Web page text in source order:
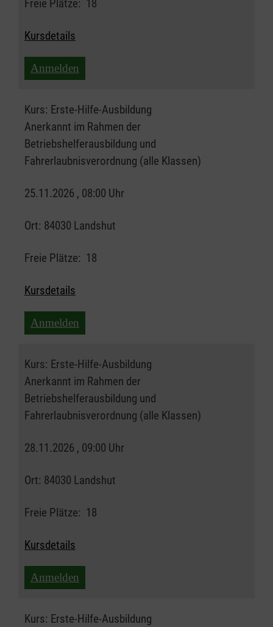
Freie Plätze: 18
Kursdetails
Anmelden
Kurs: Erste-Hilfe-Ausbildung
Anerkannt im Rahmen der
Betriebshelferausbildung und
Fahrerlaubnisverordnung (alle Klassen)
25.11.2026 , 08:00 Uhr
Ort: 84030 Landshut
Freie Plätze: 18
Kursdetails
Anmelden
Kurs: Erste-Hilfe-Ausbildung
Anerkannt im Rahmen der
Betriebshelferausbildung und
Fahrerlaubnisverordnung (alle Klassen)
28.11.2026 , 09:00 Uhr
Ort: 84030 Landshut
Freie Plätze: 18
Kursdetails
Anmelden
Kurs: Erste-Hilfe-Ausbildung